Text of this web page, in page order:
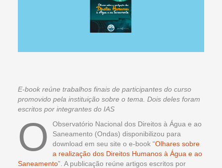
E-book reúne trabalhos finais de participantes do curso
promovido pela instituição sobre o tema. Dois deles foram
escritos por integrantes do IAS
O
Observatório Nacional dos Direitos à Água e ao
Saneamento (Ondas) disponibilizou para
download em seu site o e-book “Olhares sobre
a realização dos Direitos Humanos à Água e ao
Saneamento”. A publicação reúne artigos escritos por